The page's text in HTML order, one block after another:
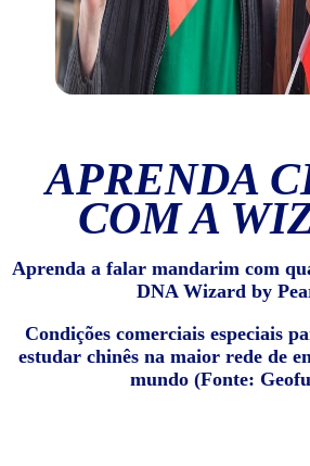
APRENDA
COM A
Aprenda a falar mandarim com
DNA Wizard by
Condições comerciais especiais
estudar chinês na maior rede de
mundo (Fonte: